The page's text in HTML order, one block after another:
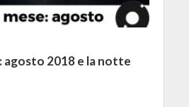
agosto 2018 e la notte